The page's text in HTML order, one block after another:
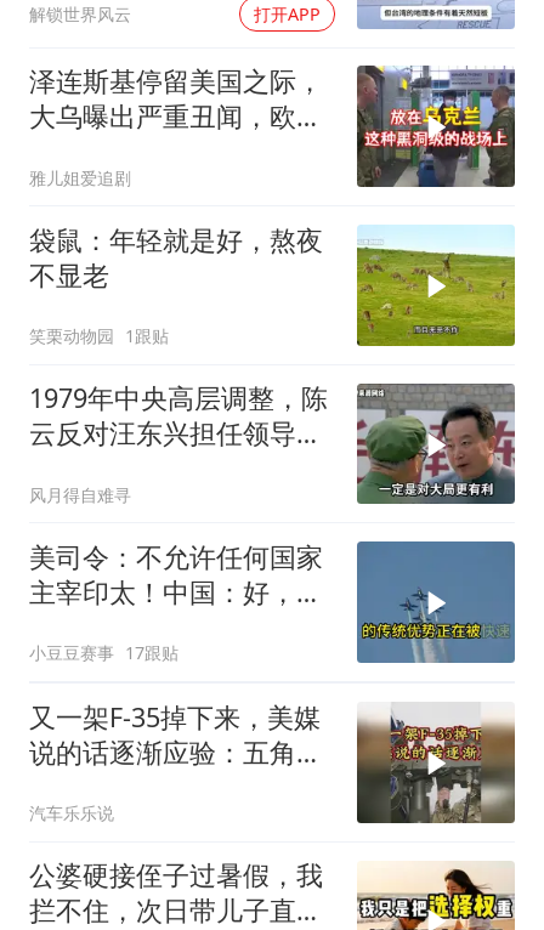
解锁世界风云 打开APP
泽连斯基停留美国之际，
大乌曝出严重丑闻，欧洲
雅儿姐爱追剧
袋鼠：年轻就是好，熬夜
不显老
笑栗动物园 1跟贴
1979年中央高层调整，陈
云反对汪东兴担任领导职
风月得自难寻
美司令：不允许任何国家
主宰印太！中国：好，轰
小豆豆赛事 17跟贴
又一架F-35掉下来，美媒
说的话逐渐应验：五角大
汽车乐乐说
公婆硬接侄子过暑假，我
拦不住，次日带儿子直飞